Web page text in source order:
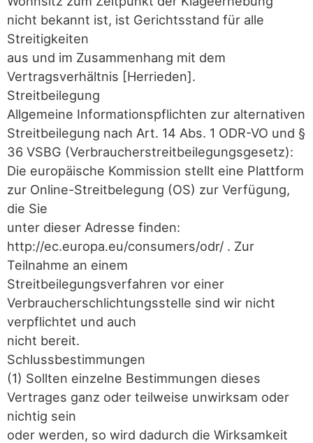
nicht bekannt ist, ist Gerichtsstand für alle
Streitigkeiten
aus und im Zusammenhang mit dem
Vertragsverhältnis [Herrieden].
Streitbeilegung
Allgemeine Informationspflichten zur alternativen
Streitbeilegung nach Art. 14 Abs. 1 ODR-VO und §
36 VSBG (Verbraucherstreitbeilegungsgesetz):
Die europäische Kommission stellt eine Plattform
zur Online-Streitbelegung (OS) zur Verfügung,
die Sie
unter dieser Adresse finden:
http://ec.europa.eu/consumers/odr/ . Zur
Teilnahme an einem
Streitbeilegungsverfahren vor einer
Verbraucherschlichtungsstelle sind wir nicht
verpflichtet und auch
nicht bereit.
Schlussbestimmungen
(1) Sollten einzelne Bestimmungen dieses
Vertrages ganz oder teilweise unwirksam oder
nichtig sein
oder werden, so wird dadurch die Wirksamkeit